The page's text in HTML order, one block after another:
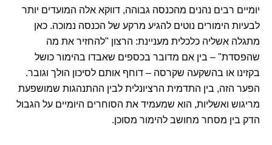
יומיים רבים נהנים מהכנסה גבוהה, דווקא אלה המועדים יותר
לבעיות הימורים נוטים להגיע מרקע של הכנסה נמוכה. כאן
מתגלה אשליה כלכלית מעניינת: הרצון "להחזיר את מה
שהפסדת" – בין אם מדובר בכספים שאבדו בהימור כושל
בקזינו או בהשקעה שקרסה – דוחף אותם לסיכון הולך וגובר.
הפער הזה, בין התדמית הרציונלית לבין ההתנהגות שמושפעת
מריגוש ואשליות, הוא שמעמיד את הסוחרים היומיים על הגבול
הדק בין מסחר מחושב להימור מסוכן.